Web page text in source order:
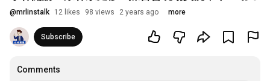
@mrlinstalk 12 likes 98 views 2 years ago more
Subscribe
Comments